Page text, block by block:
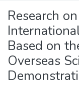
Research
Based on
Overseas